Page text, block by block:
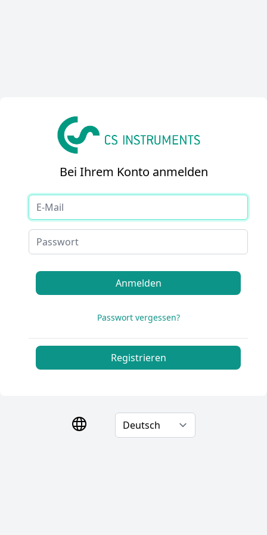
Bei Ihrem Konto anmelden
E-Mail
Passwort
Anmelden
Passwort vergessen?
Registrieren